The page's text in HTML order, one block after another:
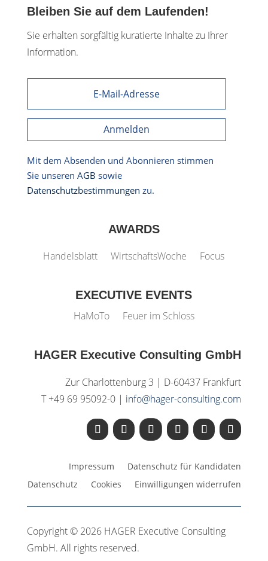
Bleiben Sie auf dem Laufenden!
Sie erhalten sorgfältig kuratierte Inhalte zu Ihrer
Information.
Anmelden
Mit dem Absenden und Abonnieren stimmen
Sie unseren AGB sowie
Datenschutzbestimmungen zu.
AWARDS
Handelsblatt WirtschaftsWoche Focus
EXECUTIVE EVENTS
HaMoTo
Feuer im Schloss
HAGER Executive Consulting GmbH
Zur Charlottenburg 3 | D-60437 Frankfurt
T +49 69 95092-0 | info@hager-consulting.com
Impressum
Datenschutz für Kandidaten
Datenschutz
Cookies Einwilligungen widerrufen
Copyright © 2026 HAGER Executive Consulting
GmbH. All rights reserved.